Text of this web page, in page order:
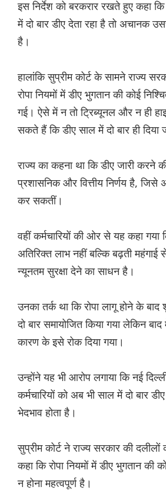
इस निर्देश को बरकरार रखते हुए कहा
में दो बार डीए देता रहा है तो अचानक
है।
हालांकि सुप्रीम कोर्ट के सामने राज्य
रोपा नियमों में डीए भुगतान की कोई
गई। ऐसे में न तो ट्रिब्यूनल और न ही
सकते हैं कि डीए साल में दो बार ही दिया
राज्य का कहना था कि डीए जारी करने
प्रशासनिक और वित्तीय निर्णय है, जिसे
कर सकतीं।
वहीं कर्मचारियों की ओर से यह कहा गया
अतिरिक्त लाभ नहीं बल्कि बढ़ती महंगाई
न्यूनतम सुरक्षा देने का साधन है।
उनका तर्क था कि रोपा लागू होने के
दो बार समायोजित किया गया लेकिन
कारण के इसे रोक दिया गया।
उन्होंने यह भी आरोप लगाया कि नई
कर्मचारियों को अब भी साल में दो बार
भेदभाव होता है।
सुप्रीम कोर्ट ने राज्य सरकार की
कहा कि रोपा नियमों में डीए भुगतान की
न होना महत्वपूर्ण है।